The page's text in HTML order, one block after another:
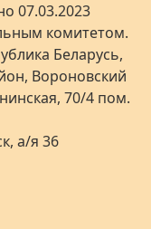
07.03.2023
комитетом.
Беларусь,
Вороновский
70/4 пом.
а/я 36